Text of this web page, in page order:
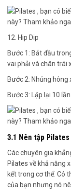
12. Hip Dip
Bước 1: Bắt đầu
vai phải và chân trái
Bước 2: Nhúng hông
Bước 3: Lặp lại 10
3.1 Nên tập
Các chuyên gia
Pilates về khả năng
kết trong cơ thể. Có
của bạn nhưng nó